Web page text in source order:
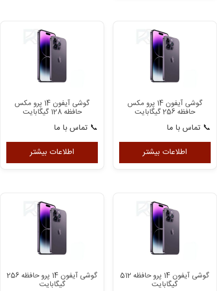
گوشی آیفون 14 پرو مکس
حافظه 256 گیگابایت
📞 تماس با ما
اطلاعات بیشتر
گوشی آیفون 14 پرو مکس
حافظه 128 گیگابایت
📞 تماس با ما
اطلاعات بیشتر
گوشی آیفون 14 پرو حافظه 512
گیگابایت
گوشی آیفون 14 پرو حافظه 256
گیگابایت